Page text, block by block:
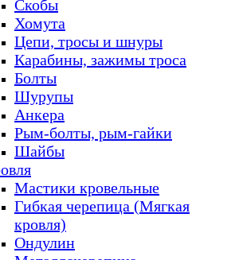
Скобы
Хомута
Цепи, тросы и шнуры
Карабины, зажимы троса
Болты
Шурупы
Анкера
Рым-болты, рым-гайки
Шайбы
Мастики кровельные
Гибкая черепица (Мягкая
кровля)
Ондулин